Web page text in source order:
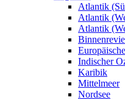
Atlantik
Atlantik
Atlantik
Indischer
Karibik
Mittelmeer
Nordsee